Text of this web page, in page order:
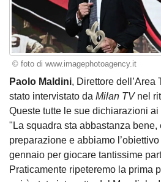
© foto di www.imagephotoagency.it
Paolo Maldini, Direttore dell’Area
stato intervistato da Milan TVnel
Queste tutte le sue dichiarazioni
"La squadra sta abbastanza bene,
preparazione e abbiamo
gennaio per giocare tantissime
Praticamente ripeteremo la prima